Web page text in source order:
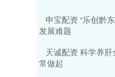
申宝配资 “乐创黔
发展难题
天诚配资 科学养
常做起